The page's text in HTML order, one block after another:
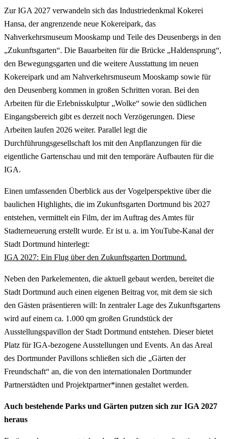
Zur IGA 2027 verwandeln sich das Industriedenkmal Kokerei
Hansa, der angrenzende neue Kokereipark, das
Nahverkehrsmuseum Mooskamp und Teile des Deusenbergs in den
„Zukunftsgarten“. Die Bauarbeiten für die Brücke „Haldensprung“,
den Bewegungsgarten und die weitere Ausstattung im neuen
Kokereipark und am Nahverkehrsmuseum Mooskamp sowie für
den Deusenberg kommen in großen Schritten voran. Bei den
Arbeiten für die Erlebnisskulptur „Wolke“ sowie den südlichen
Eingangsbereich gibt es derzeit noch Verzögerungen. Diese
Arbeiten laufen 2026 weiter. Parallel legt die
Durchführungsgesellschaft los mit den Anpflanzungen für die
eigentliche Gartenschau und mit den temporäre Aufbauten für die
IGA.
Einen umfassenden Überblick aus der Vogelperspektive über die
baulichen Highlights, die im Zukunftsgarten Dortmund bis 2027
entstehen, vermittelt ein Film, der im Auftrag des Amtes für
Stadterneuerung erstellt wurde. Er ist u. a. im YouTube-Kanal der
Stadt Dortmund hinterlegt:
IGA 2027: Ein Flug über den Zukunftsgarten Dortmund.
Neben den Parkelementen, die aktuell gebaut werden, bereitet die
Stadt Dortmund auch einen eigenen Beitrag vor, mit dem sie sich
den Gästen präsentieren will: In zentraler Lage des Zukunftsgartens
wird auf einem ca. 1.000 qm großen Grundstück der
Ausstellungspavillon der Stadt Dortmund entstehen. Dieser bietet
Platz für IGA-bezogene Ausstellungen und Events. An das Areal
des Dortmunder Pavillons schließen sich die „Gärten der
Freundschaft“ an, die von den internationalen Dortmunder
Partnerstädten und Projektpartner*innen gestaltet werden.
Auch bestehende Parks und Gärten putzen sich zur IGA 2027
heraus